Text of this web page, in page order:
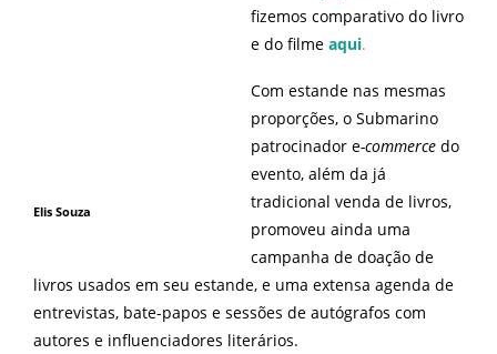
Elis Souza
fizemos comparativo do livro
e do filme aqui.
Com estande nas mesmas
proporções, o Submarino
patrocinador e-commerce do
evento, além da já
tradicional venda de livros,
promoveu ainda uma
campanha de doação de
livros usados em seu estande, e uma extensa agenda de
entrevistas, bate-papos e sessões de autógrafos com
autores e influenciadores literários.